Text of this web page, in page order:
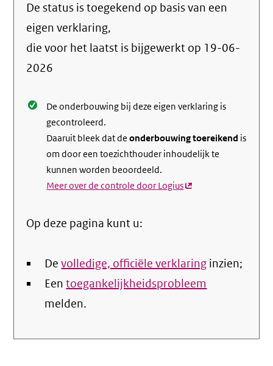
over
De status is toegekend op basis van een
eigen verklaring,
die voor het laatst is bijgewerkt op 19-06-
2026
De onderbouwing bij deze eigen verklaring is
gecontroleerd.
Daaruit bleek dat deonderbouwing toereikend is
om door een toezichthouder inhoudelijk te
kunnen worden beoordeeld.
Meer over de controle door Logius(externe
Op deze pagina kunt u:
Devolledige, officiële verklaring inzien;
Eentoegankelijkheidsprobleem
melden.